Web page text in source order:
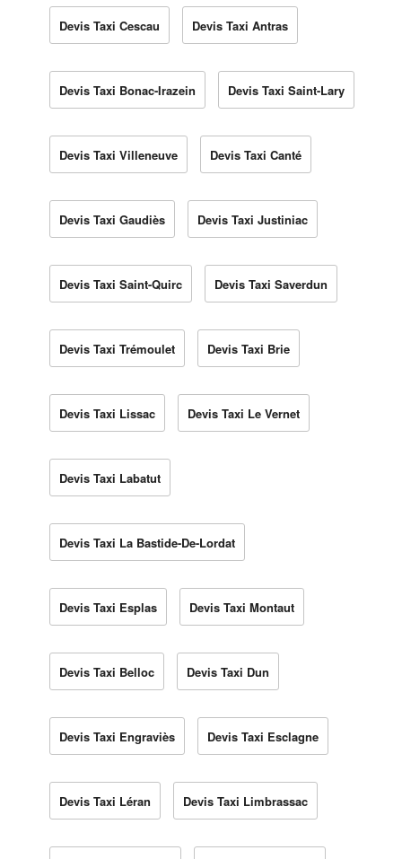
Devis Taxi Cescau Devis Taxi Antras
Devis Taxi Bonac-Irazein Devis Taxi Saint-Lary
Devis Taxi Villeneuve Devis Taxi Canté
Devis Taxi Gaudiès Devis Taxi Justiniac
Devis Taxi Saint-Quirc Devis Taxi Saverdun
Devis Taxi Trémoulet Devis Taxi Brie
Devis Taxi Lissac Devis Taxi Le Vernet
Devis Taxi Labatut
Devis Taxi La Bastide-De-Lordat
Devis Taxi Esplas Devis Taxi Montaut
Devis Taxi Belloc Devis Taxi Dun
Devis Taxi Engraviès Devis Taxi Esclagne
Devis Taxi Léran Devis Taxi Limbrassac